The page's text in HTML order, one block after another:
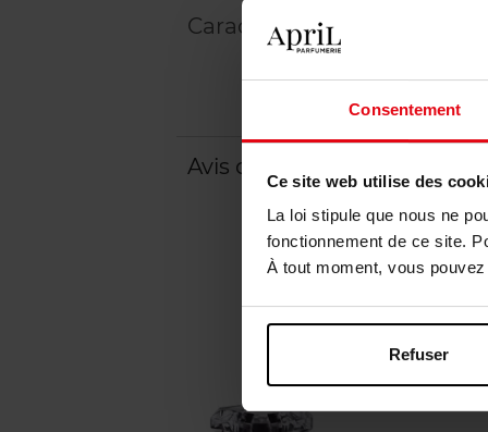
Consentement
Ce site web utilise des
La loi stipule que nous ne
fonctionnement de ce site.
À tout moment, vous
Refuser
Caractéristiques
Avis client